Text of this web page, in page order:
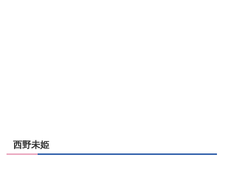
西野未姫